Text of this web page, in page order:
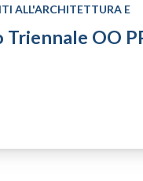
ALL'ARCHITETTURA E
OO